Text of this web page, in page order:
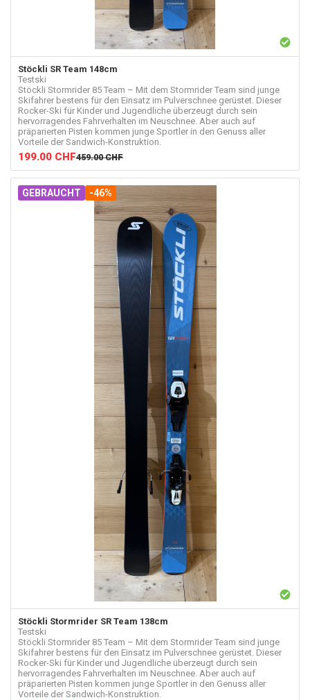
Stöckli SR Team 148cm
Testski
Stöckli Stormrider 85 Team – Mit dem Stormrider Team sind junge
Skifahrer bestens für den Einsatz im Pulverschnee gerüstet. Dieser
Rocker-Ski für Kinder und Jugendliche überzeugt durch sein
hervorragendes Fahrverhalten im Neuschnee. Aber auch auf
präparierten Pisten kommen junge Sportler in den Genuss aller
Vorteile der Sandwich-Konstruktion.
199.00 CHF459.00 CHF
GEBRAUCHT -46%
Stöckli Stormrider SR Team 138cm
Testski
Stöckli Stormrider 85 Team – Mit dem Stormrider Team sind junge
Skifahrer bestens für den Einsatz im Pulverschnee gerüstet. Dieser
Rocker-Ski für Kinder und Jugendliche überzeugt durch sein
hervorragendes Fahrverhalten im Neuschnee. Aber auch auf
präparierten Pisten kommen junge Sportler in den Genuss aller
Vorteile der Sandwich-Konstruktion.